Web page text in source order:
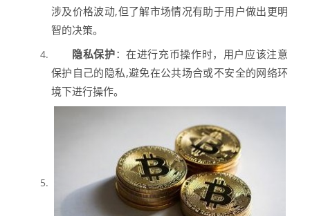
涉及价格波动,但了解市场情况有助于用户做出更明
智的决策。
隐私保护：在进行充币操作时，用户应该注意
保护自己的隐私,避免在公共场合或不安全的网络环
境下进行操作。